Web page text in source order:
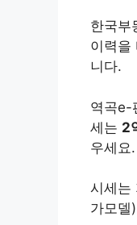
한국부
이력을
니다.
역곡e-
세는 2
우세요.
시세는
가모델